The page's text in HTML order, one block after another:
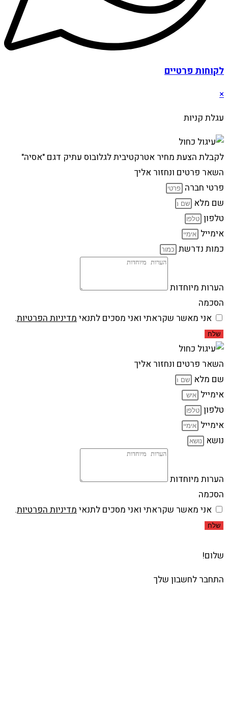
לקוחות פרטיים
×
עגלת קניות
לקבלת הצעת מחיר אטרקטיבית לגלובוס עתיק דגם "אסיה"
השאר פרטים ונחזור אליך
פרטי חברה
שם מלא
טלפון
אימייל
כמות נדרשת
הערות מיוחדות
הסכמה
אני מאשר שקראתי ואני מסכים לתנאי מדיניות הפרטיות.
שלח
השאר פרטים ונחזור אליך
שם מלא
אימייל
טלפון
אימייל
נושא
הערות מיוחדות
הסכמה
אני מאשר שקראתי ואני מסכים לתנאי מדיניות הפרטיות.
שלח
שלום!
התחבר לחשבון שלך